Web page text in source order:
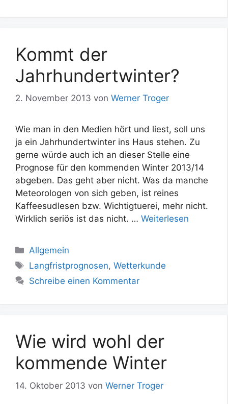
Kommt der
Jahrhundertwinter?
2. November 2013 von Werner Troger
Wie man in den Medien hört und liest, soll uns
ja ein Jahrhundertwinter ins Haus stehen. Zu
gerne würde auch ich an dieser Stelle eine
Prognose für den kommenden Winter 2013/14
abgeben. Das geht aber nicht. Was da manche
Meteorologen von sich geben, ist reines
Kaffeesudlesen bzw. Wichtigtuerei, mehr nicht.
Wirklich seriös ist das nicht. … Weiterlesen
Kategorien
Allgemein
Schlagwörter
Langfristprognosen,Wetterkunde
Schreibe einen Kommentar
Wie wird wohl der
kommende Winter
14. Oktober 2013 von Werner Troger